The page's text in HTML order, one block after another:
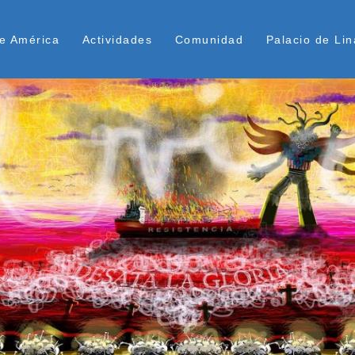
Superior
América Actividades Comunidad Palacio de